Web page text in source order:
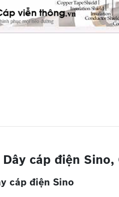
Dây cáp điện Sino,
cáp điện Sino